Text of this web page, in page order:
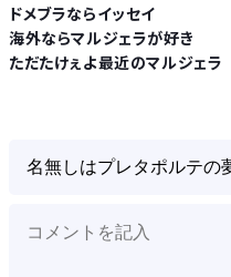
ドメブラならイッセイ
海外ならマルジェラが好き
ただたけぇよ最近のマルジェラ